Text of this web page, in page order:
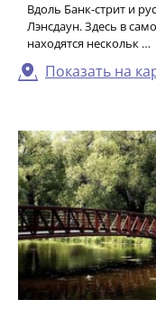
Вдоль Банк-стрит и
Лэнсдаун. Здесь в
находятся нескольк …
Показать на